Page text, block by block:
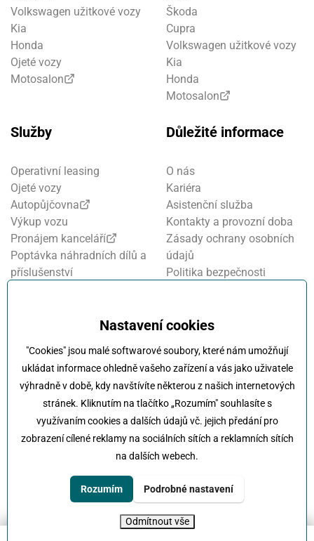
Nastavení cookies
"Cookies" jsou malé softwarové soubory, které nám umožňují
ukládat informace ohledně vašeho zařízení a vás jako uživatele
výhradně v době, kdy navštívíte některou z našich internetových
stránek. Kliknutím na tlačítko „Rozumím" souhlasíte s
využívaním cookies a dalších údajů vč. jejich předání pro
zobrazení cílené reklamy na sociálních sítích a reklamních sítích
na dalších webech.
Rozumím Podrobné nastavení
Odmítnout vše
Volkswagen užitkové vozy
Kia
Honda
Ojeté vozy
Motosalon
Škoda
Cupra
Volkswagen užitkové vozy
Kia
Honda
Motosalon
Služby
Operativní leasing
Ojeté vozy
Autopůjčovna
Výkup vozu
Pronájem kanceláří
Poptávka náhradních dílů a
příslušenství
Důležité informace
O nás
Kariéra
Asistenční služba
Kontakty a provozní doba
Zásady ochrany osobních
údajů
Politika bezpečnosti
Oznamovací systém
Kola Klokočka - ukončení
provozu
Klokočka - Na každé cestě s vámi
Karlovarská 814/115 , 161 00 Praha 6 - Řepy
+420 222 197 111e-mail:info@klokocka.cz
© 2026 KlokočkaTvorba webuUVM interactive